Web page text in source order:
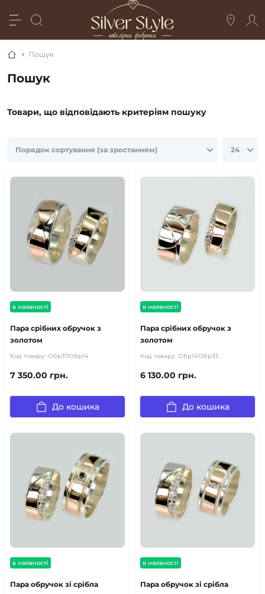
Пошук
Пошук
Товари, що відповідають критеріям пошуку
в наявності
Пара срібних обручок з
золотом
Код товару: Обр37Обр14
7 350.00 грн.
До кошика
в наявності
Пара срібних обручок з
золотом
Код товару: Обр14Обр35
6 130.00 грн.
До кошика
в наявності
Пара обручок зі срібла
в наявності
Пара обручок зі срібла